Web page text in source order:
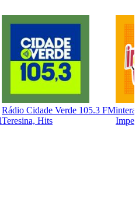
Rádio Cidade Verde 105.3 FM
Teresina, Hits